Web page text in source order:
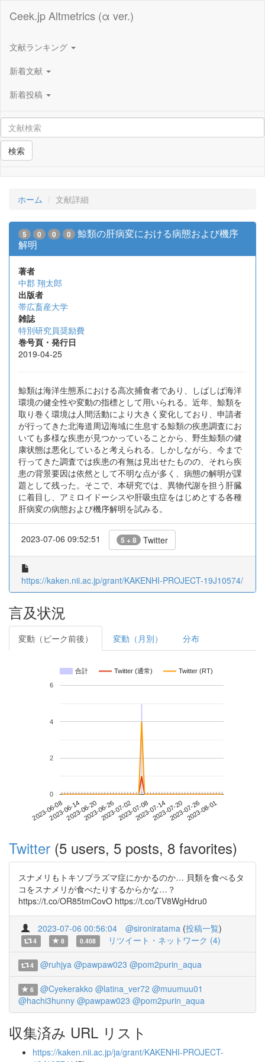
Ceek.jp Altmetrics (α ver.)
文献ランキング
新着文献
新着投稿
検索
ホーム 文献詳細
5 0 0 0
鯨類の肝病変における病態および機序
解明
著者
中郡 翔太郎
出版者
帯広畜産大学
雑誌
特別研究員奨励費
巻号頁・発行日
2019-04-25
鯨類は海洋生態系における高次捕食者であり、しばしば海洋
環境の健全性や変動の指標として用いられる。近年、鯨類を
取り巻く環境は人間活動により大きく変化しており、申請者
が行ってきた北海道周辺海域に生息する鯨類の疾患調査にお
いても多様な疾患が見つかっていることから、野生鯨類の健
康状態は悪化していると考えられる。しかしながら、今まで
行ってきた調査では疾患の有無は見出せたものの、それら疾
患の背景要因は依然として不明な点が多く、病態の解明が課
題として残った。そこで、本研究では、異物代謝を担う肝臓
に着目し、アミロイドーシスや肝吸虫症をはじめとする各種
肝病変の病態および機序解明を試みる。
2023-07-06 09:52:51 5 + 8 Twitter
https://kaken.nii.ac.jp/grant/KAKENHI-PROJECT-19J10574/
言及状況
変動（ピーク前後） 変動（月別） 分布
合計 Twitter (通常) Twitter (RT)
2023-06-082023-06-142023-06-202023-06-262023-07-022023-07-082023-07-142023-07-202023-07-262023-08-01
0
2
4
6
Twitter (5 users, 5 posts, 8 favorites)
スナメリもトキソプラズマ症にかかるのか… 貝類を食べるタ
コをスナメリが食べたりするからかな…？
https://t.co/OR85tmCovO https://t.co/TV8WgHdru0
2023-07-06 00:56:04 @sironiratama (投稿一覧)
4 8 0.408 リツイート・ネットワーク (4)
4 @ruhjya @pawpaw023 @pom2purin_aqua
6 @Cyekerakko @latina_ver72 @muumuu01
@hachi3hunny @pawpaw023 @pom2purin_aqua
収集済み URL リスト
https://kaken.nii.ac.jp/ja/grant/KAKENHI-PROJECT-